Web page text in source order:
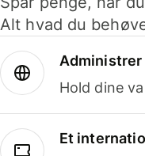
Alt hvad du
Hold dine
Et